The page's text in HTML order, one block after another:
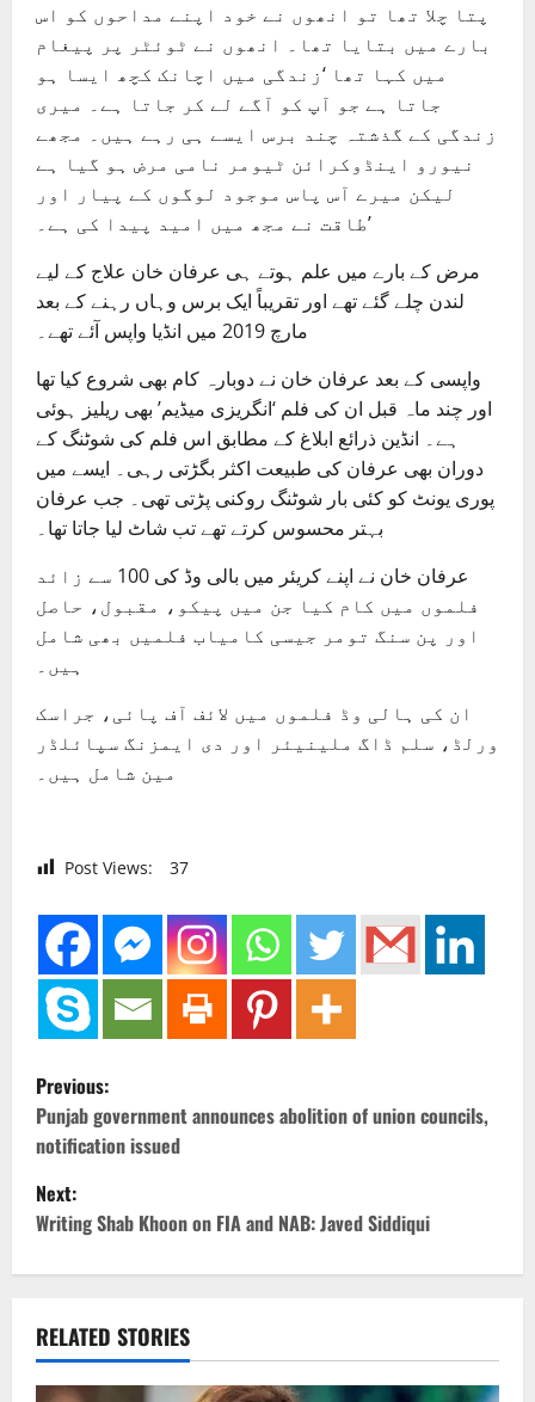
پتا چلا تھا تو انھوں نے خود اپنے مداحوں کو اس
بارے میں بتایا تھا۔ انھوں نے ٹوئٹر پر پیغام
میں کہا تھا ‘زندگی میں اچانک کچھ ایسا ہو
جاتا ہے جو آپ کو آگے لے کر جاتا ہے۔ میری
زندگی کے گذشتہ چند برس ایسے ہی رہے ہیں۔ مجھے
نیورو اینڈوکرائن ٹیومر نامی مرض ہو گیا ہے
لیکن میرے آس پاس موجود لوگوں کے پیار اور
طاقت نے مجھ میں امید پیدا کی ہے۔’
مرض کے بارے میں علم ہوتے ہی عرفان خان علاج کے لیے
لندن چلے گئے تھے اور تقریباً ایک برس وہاں رہنے کے بعد
مارچ 2019 میں انڈیا واپس آئے تھے۔
واپسی کے بعد عرفان خان نے دوبارہ کام بھی شروع کیا تھا
اور چند ماہ قبل ان کی فلم ‘انگریزی میڈیم’ بھی ریلیز ہوئی
ہے۔ انڈین ذرائع ابلاغ کے مطابق اس فلم کی شوٹنگ کے
دوران بھی عرفان کی طبیعت اکثر بگڑتی رہی۔ ایسے میں
پوری یونٹ کو کئی بار شوٹنگ روکنی پڑتی تھی۔ جب عرفان
بہتر محسوس کرتے تھے تب شاٹ لیا جاتا تھا۔
عرفان خان نے اپنے کریئر میں بالی وڈ کی 100 سے زائد
فلموں میں کام کیا جن میں پیکو، مقبول، حاصل
اور پن سنگ تومر جیسی کامیاب فلمیں بھی شامل
ہیں۔
ان کی ہالی وڈ فلموں میں لائف آف پائی، جراسک
ورلڈ، سلم ڈاگ ملینیئر اور دی ایمزنگ سپائلڈر
مین شامل ہیں۔
Post Views: 37
P
o
s
t
n
a
v
Previous:
Punjab government announces abolition of union councils,
notification issued
Next:
Writing Shab Khoon on FIA and NAB: Javed Siddiqui
RELATED STORIES